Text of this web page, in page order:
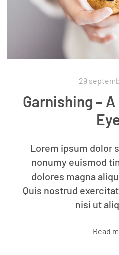
29
Garnishing –
Lorem ipsum dolor
nonumy euismod
dolores magna
Quis nostrud
nisi ut
Read